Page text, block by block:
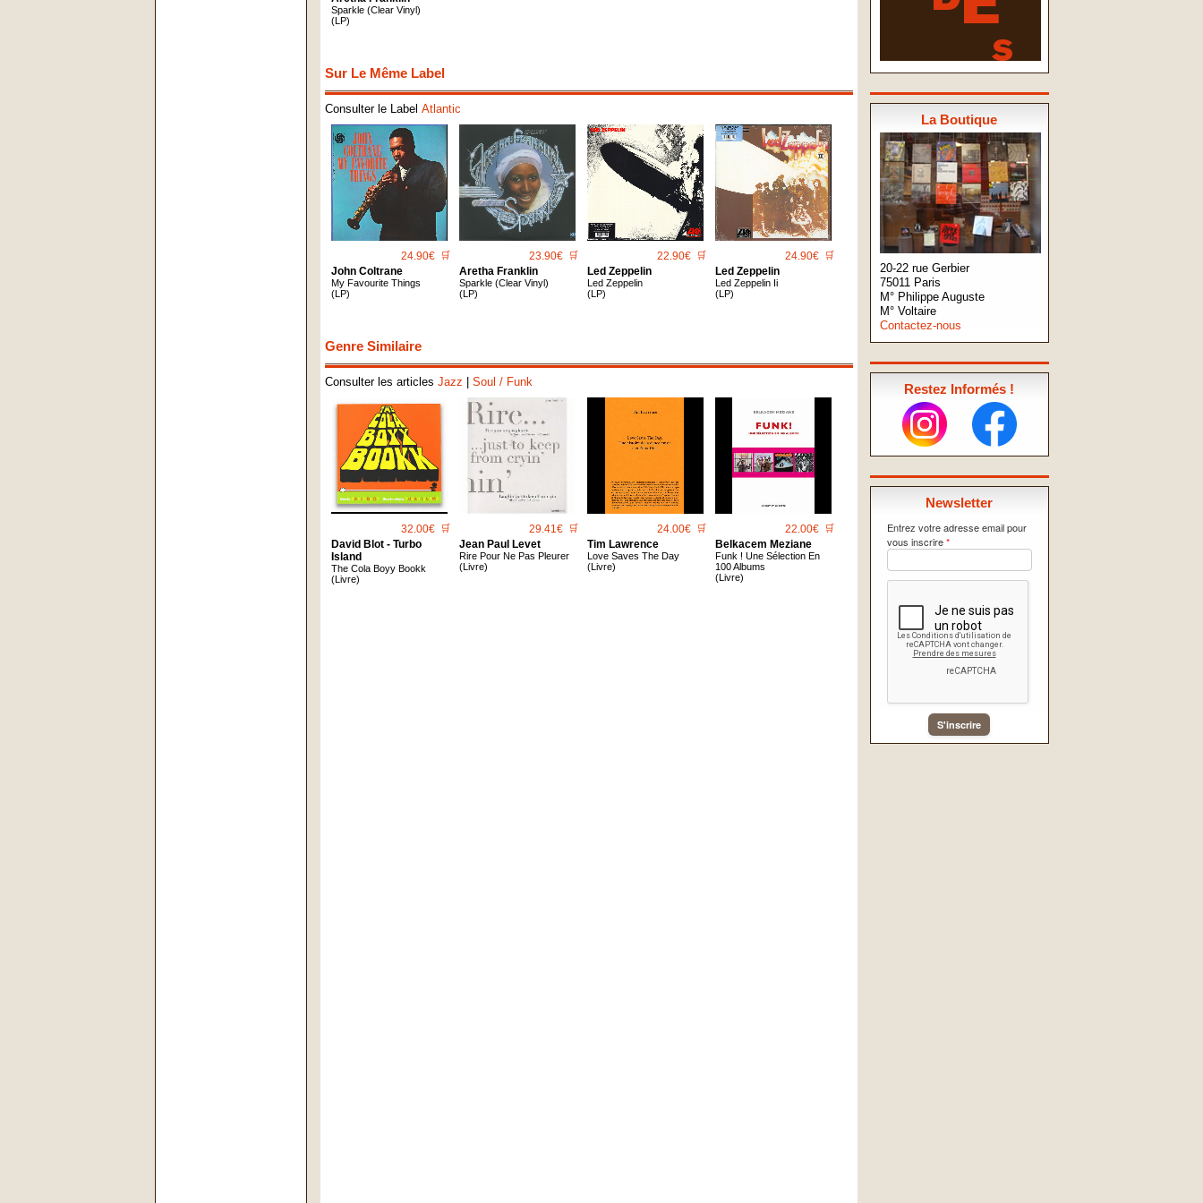
La Boutique
20-22 rue Gerbier
75011 Paris
M° Philippe Auguste
M° Voltaire
Contactez-nous
Restez Informés !
Newsletter
Entrez votre adresse email pour
vous inscrire*
S'inscrire
Sparkle (Clear Vinyl)
(LP)
Sur Le Même Label
Consulter le Label Atlantic
24.90€ 🛒
John Coltrane
My Favourite Things
(LP)
23.90€ 🛒
Aretha Franklin
Sparkle (Clear Vinyl)
(LP)
22.90€ 🛒
Led Zeppelin
Led Zeppelin
(LP)
24.90€ 🛒
Led Zeppelin
Led Zeppelin Ii
(LP)
Genre Similaire
Consulter les articles Jazz Soul / Funk
32.00€ 🛒
David Blot - Turbo
Island
The Cola Boyy Bookk
(Livre)
29.41€ 🛒
Jean Paul Levet
Rire Pour Ne Pas Pleurer
(Livre)
24.00€ 🛒
Tim Lawrence
Love Saves The Day
(Livre)
22.00€ 🛒
Belkacem Meziane
Funk ! Une Sélection En
100 Albums
(Livre)